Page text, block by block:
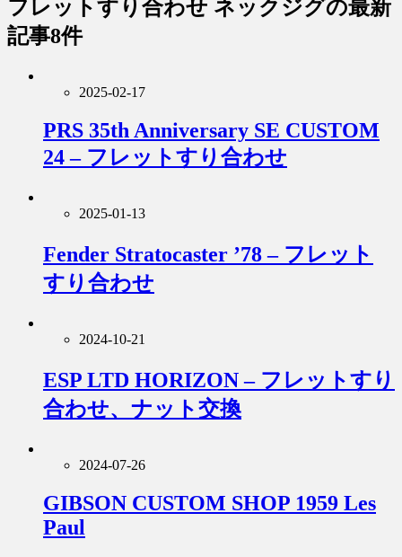
フレットすり合わせ ネックジグの最新
記事8件
2025-02-17
PRS 35th Anniversary SE CUSTOM
24 – フレットすり合わせ
2025-01-13
Fender Stratocaster ’78 – フレット
すり合わせ
2024-10-21
ESP LTD HORIZON – フレットすり
合わせ、ナット交換
2024-07-26
GIBSON CUSTOM SHOP 1959 Les
Paul